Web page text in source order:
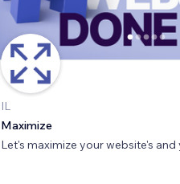
IL
Maximize
Let's maximize your website's